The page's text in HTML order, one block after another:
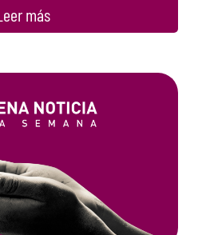
más